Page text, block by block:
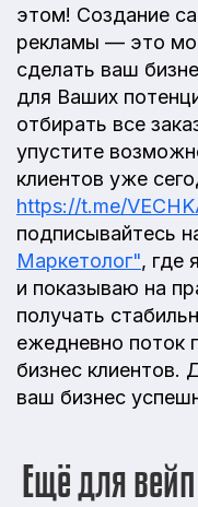
этом! Создание
рекламы — это
сделать ваш
для Ваших
отбирать все
упустите
клиентов уже
https://t.me/
подписывайтесь
Маркетолог", где
и показываю на
получать
ежедневно поток
бизнес клиентов.
ваш бизнес
Ещё для